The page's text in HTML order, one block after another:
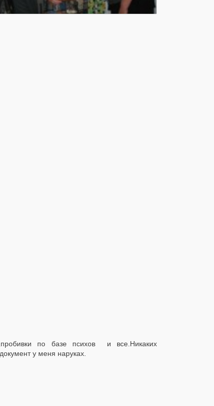
по базе психов и все.Никаких
у меня наруках.